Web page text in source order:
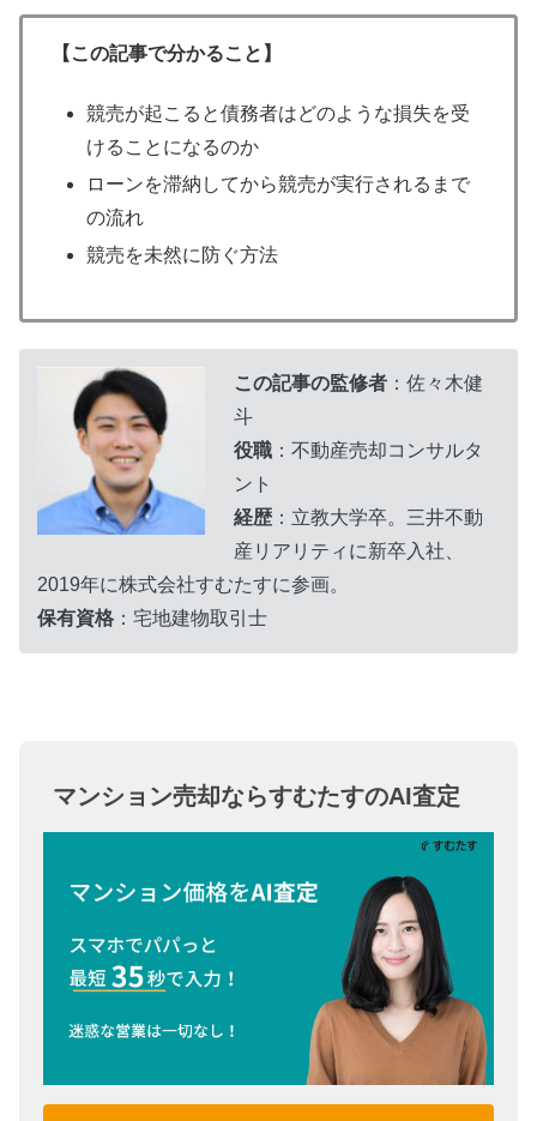
【この記事で分かること】
競売が起こると債務者はどのような損失を受
けることになるのか
ローンを滞納してから競売が実行されるまで
の流れ
競売を未然に防ぐ方法
この記事の監修者 ：佐々木健
斗
役職 ：不動産売却コンサルタ
ント
経歴 ：立教大学卒。三井不動
産リアリティに新卒入社、
2019年に株式会社すむたすに参画。
保有資格 ：宅地建物取引士
マンション売却ならすむたすのAI査定